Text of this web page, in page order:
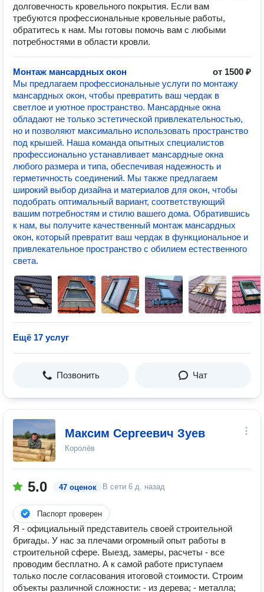
долговечность кровельного покрытия. Если вам
требуются профессиональные кровельные работы,
обратитесь к нам. Мы готовы помочь вам с любыми
потребностями в области кровли.
Монтаж мансардных окон
от 1500 ₽
Мы предлагаем профессиональные услуги по монтажу
мансардных окон, чтобы превратить ваш чердак в
светлое и уютное пространство. Мансардные окна
обладают не только эстетической привлекательностью,
но и позволяют максимально использовать пространство
под крышей. Наша команда опытных специалистов
профессионально устанавливает мансардные окна
любого размера и типа, обеспечивая надежность и
герметичность соединений. Мы также предлагаем
широкий выбор дизайна и материалов для окон, чтобы
подобрать оптимальный вариант, соответствующий
вашим потребностям и стилю вашего дома. Обратившись
к нам, вы получите качественный монтаж мансардных
окон, который превратит ваш чердак в функциональное и
привлекательное пространство с обилием естественного
света.
Ещё 17 услуг
Позвонить Чат
Максим Сергеевич Зуев
Королёв
5.0 47 оценок В сети 6 д. назад
Паспорт проверен
Я - официальный представитель своей строительной
бригады. У нас за плечами огромный опыт работы в
строительной сфере. Выезд, замеры, расчеты - все
проводим бесплатно. А к самой работе приступаем
только после согласования итоговой стоимости. Строим
объекты различной сложности: - из дерева; - металла;